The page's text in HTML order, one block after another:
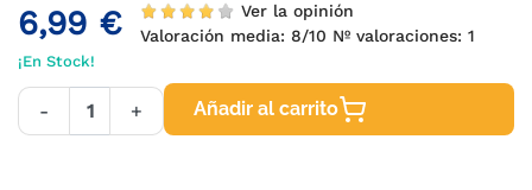
6,99 €
Ver la opinión
Valoración media:8/10 Nº valoraciones:1
¡En Stock!
- + Añadir al carrito